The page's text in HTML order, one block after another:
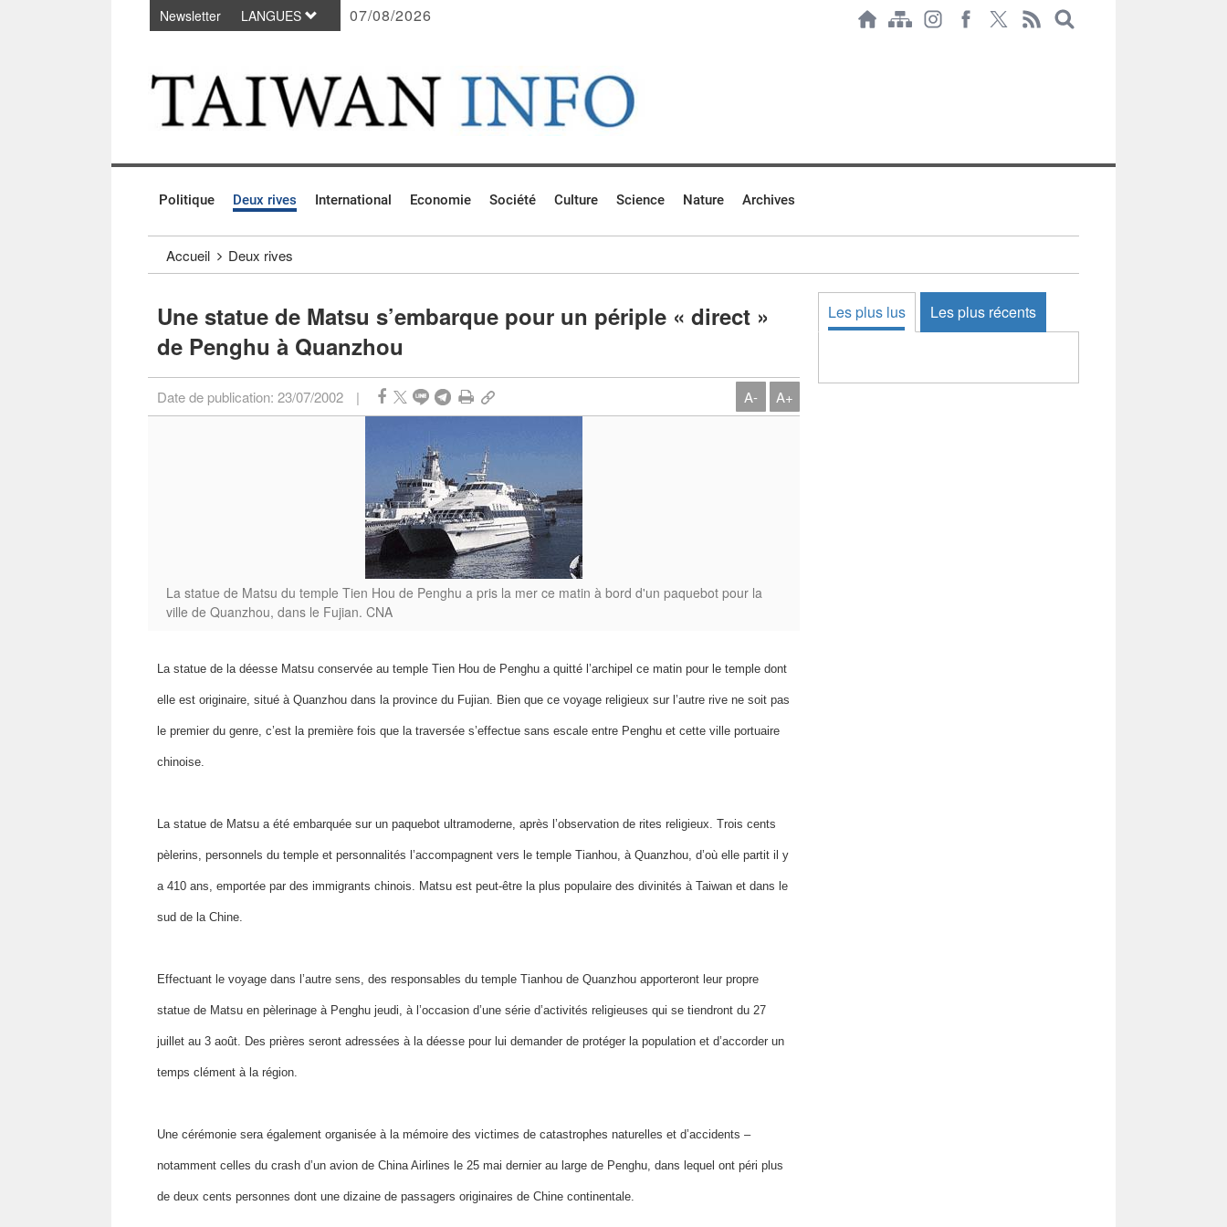
Passer au contenu principal
Newsletter LANGUES 07/08/2026
Politique Deux rives International Economie Société Culture Science Nature Archives
Accueil Deux rives
Une statue de Matsu s’embarque pour un périple « direct »
de Penghu à Quanzhou
Date de publication: 23/07/2002 | A- A+
La statue de Matsu du temple Tien Hou de Penghu a pris la mer ce matin à bord d'un paquebot pour la
ville de Quanzhou, dans le Fujian. CNA
La statue de la déesse Matsu conservée au temple Tien Hou de Penghu a quitté l’archipel ce matin pour le temple dont
elle est originaire, situé à Quanzhou dans la province du Fujian. Bien que ce voyage religieux sur l’autre rive ne soit pas
le premier du genre, c’est la première fois que la traversée s’effectue sans escale entre Penghu et cette ville portuaire
chinoise.
La statue de Matsu a été embarquée sur un paquebot ultramoderne, après l’observation de rites religieux. Trois cents
pèlerins, personnels du temple et personnalités l’accompagnent vers le temple Tianhou, à Quanzhou, d’où elle partit il y
a 410 ans, emportée par des immigrants chinois. Matsu est peut-être la plus populaire des divinités à Taiwan et dans le
sud de la Chine.
Effectuant le voyage dans l’autre sens, des responsables du temple Tianhou de Quanzhou apporteront leur propre
statue de Matsu en pèlerinage à Penghu jeudi, à l’occasion d’une série d’activités religieuses qui se tiendront du 27
juillet au 3 août. Des prières seront adressées à la déesse pour lui demander de protéger la population et d’accorder un
temps clément à la région.
Une cérémonie sera également organisée à la mémoire des victimes de catastrophes naturelles et d’accidents –
notamment celles du crash d’un avion de China Airlines le 25 mai dernier au large de Penghu, dans lequel ont péri plus
de deux cents personnes dont une dizaine de passagers originaires de Chine continentale.
Les plus lus Les plus récents